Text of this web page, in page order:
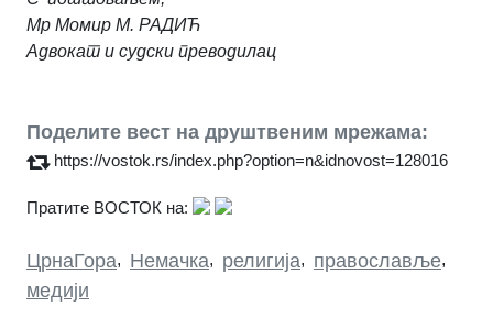
Мр Момир М. РАДИЋ
Адвокат и судски преводилац
Поделите вест на друштвеним мрежама:
https://vostok.rs/index.php?option=n&idnovost=128016
Пратите ВОСТОК на:
ЦрнаГора, Немачка, религија, православље,
медији